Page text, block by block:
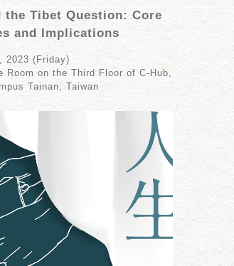
8, 2023 (Friday)
Room on the Third Floor of
Campus Tainan, Taiwan
the Tibet Question: Core
and Implications
2023 (Friday)
Room on the Third Floor of C-Hub,
Tainan, Taiwan